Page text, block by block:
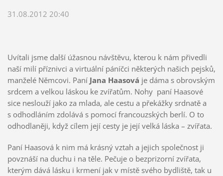
31.08.2012 20:40
Uvítali jsme další úžasnou návštěvu, kterou k nám přivedli
naší milí příznivci a virtuální páníčci některých našich pejsků,
manželé Němcovi. Paní Jana Haasová je dáma s obrovským
srdcem a velkou láskou ke zvířatům. Nohy paní Haasové
sice neslouží jako za mlada, ale cestu a překážky srdnatě a
s odhodláním zdolává s pomocí francouzských berlí. O to
odhodlaněji, když cílem její cesty je její velká láska – zvířata.
Paní Haasová k nim má krásný vztah a jejich společnost ji
povznáší na duchu i na těle. Pečuje o bezprizorní zvířata,
kterým dává lásku i krmení jak v místě svého bydliště, tak u